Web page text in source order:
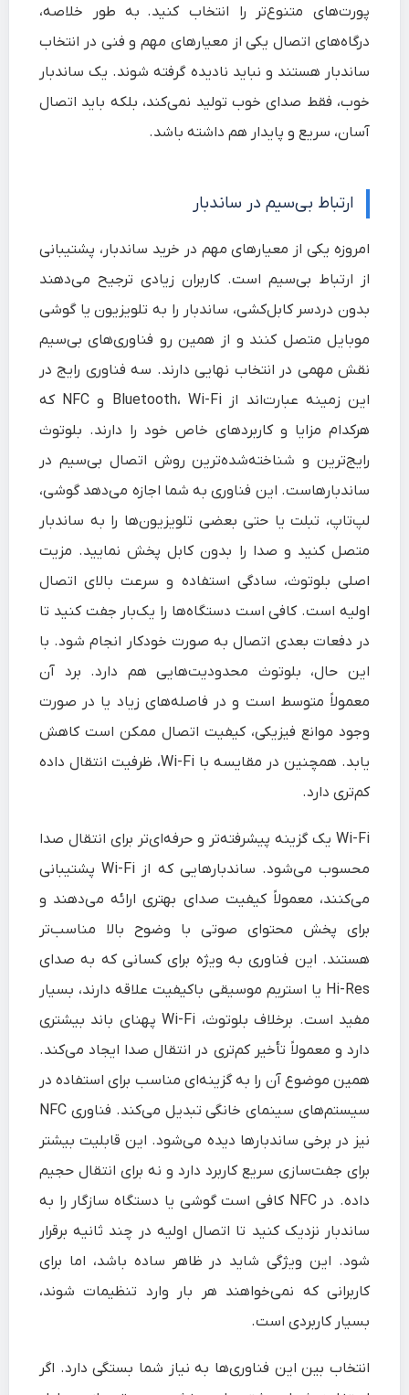
پورت‌های متنوع‌تر را انتخاب کنید. به طور خلاصه،
درگاه‌های اتصال یکی از معیارهای مهم و فنی در انتخاب
ساندبار هستند و نباید نادیده گرفته شوند. یک ساندبار
خوب، فقط صدای خوب تولید نمی‌کند، بلکه باید اتصال
آسان، سریع و پایدار هم داشته باشد.
ارتباط بی‌سیم در ساندبار
امروزه یکی از معیارهای مهم در خرید ساندبار، پشتیبانی
از ارتباط بی‌سیم است. کاربران زیادی ترجیح می‌دهند
بدون دردسر کابل‌کشی، ساندبار را به تلویزیون یا گوشی
موبایل متصل کنند و از همین رو فناوری‌های بی‌سیم
نقش مهمی در انتخاب نهایی دارند. سه فناوری رایج در
این زمینه عبارت‌اند از Bluetooth، Wi-Fi و NFC که
هرکدام مزایا و کاربردهای خاص خود را دارند. بلوتوث
رایج‌ترین و شناخته‌شده‌ترین روش اتصال بی‌سیم در
ساندبارهاست. این فناوری به شما اجازه می‌دهد گوشی،
لپ‌تاپ، تبلت یا حتی بعضی تلویزیون‌ها را به ساندبار
متصل کنید و صدا را بدون کابل پخش نمایید. مزیت
اصلی بلوتوث، سادگی استفاده و سرعت بالای اتصال
اولیه است. کافی است دستگاه‌ها را یک‌بار جفت کنید تا
در دفعات بعدی اتصال به‌ صورت خودکار انجام شود. با
این حال، بلوتوث محدودیت‌هایی هم دارد. برد آن
معمولاً متوسط است و در فاصله‌های زیاد یا در صورت
وجود موانع فیزیکی، کیفیت اتصال ممکن است کاهش
یابد. همچنین در مقایسه با Wi-Fi، ظرفیت انتقال داده
کم‌تری دارد.
Wi-Fi یک گزینه پیشرفته‌تر و حرفه‌ای‌تر برای انتقال صدا
محسوب می‌شود. ساندبارهایی که از Wi-Fi پشتیبانی
می‌کنند، معمولاً کیفیت صدای بهتری ارائه می‌دهند و
برای پخش محتوای صوتی با وضوح بالا مناسب‌تر
هستند. این فناوری به‌ ویژه برای کسانی که به صدای
Hi-Res یا استریم موسیقی باکیفیت علاقه دارند، بسیار
مفید است. برخلاف بلوتوث، Wi-Fi پهنای باند بیشتری
دارد و معمولاً تأخیر کم‌تری در انتقال صدا ایجاد می‌کند.
همین موضوع آن را به گزینه‌ای مناسب برای استفاده در
سیستم‌های سینمای خانگی تبدیل می‌کند. فناوری NFC
نیز در برخی ساندبارها دیده می‌شود. این قابلیت بیشتر
برای جفت‌سازی سریع کاربرد دارد و نه برای انتقال حجیم
داده. در NFC کافی است گوشی یا دستگاه سازگار را به
ساندبار نزدیک کنید تا اتصال اولیه در چند ثانیه برقرار
شود. این ویژگی شاید در ظاهر ساده باشد، اما برای
کاربرانی که نمی‌خواهند هر بار وارد تنظیمات شوند،
بسیار کاربردی است.
انتخاب بین این فناوری‌ها به نیاز شما بستگی دارد. اگر